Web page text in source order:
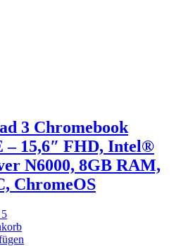
3 Chromebook
– 15,6″ FHD, Intel®
N6000, 8GB RAM,
ChromeOS